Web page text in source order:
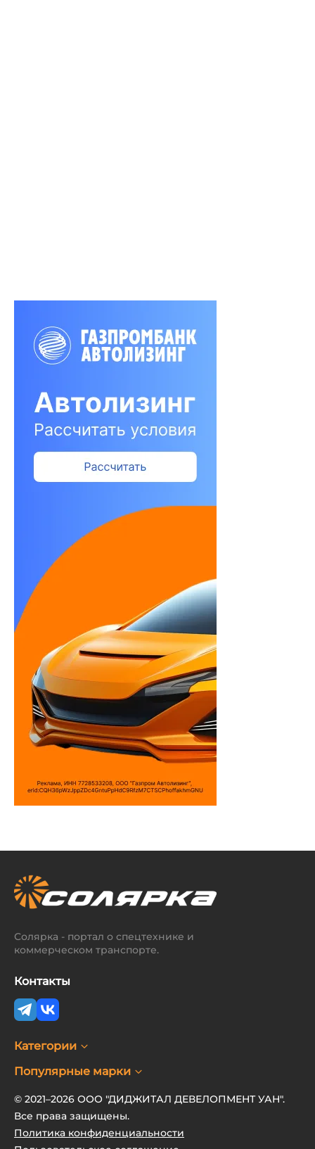
Солярка - портал о спецтехнике и
коммерческом транспорте.
Контакты
Категории
Популярные марки
© 2021–2026 ООО "ДИДЖИТАЛ ДЕВЕЛОПМЕНТ УАН".
Все права защищены.
Политика конфиденциальности